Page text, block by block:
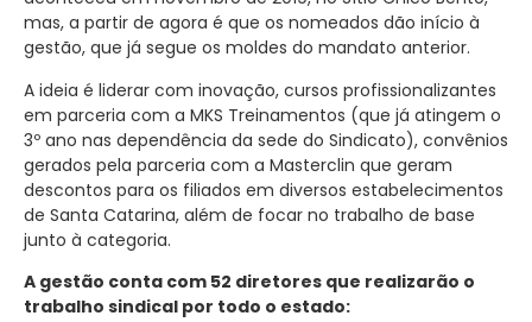
mas, a partir de agora é que os nomeados dão início à
gestão, que já segue os moldes do mandato anterior.
A ideia é liderar com inovação, cursos profissionalizantes
em parceria com a MKS Treinamentos (que já atingem o
3º ano nas dependência da sede do Sindicato), convênios
gerados pela parceria com a Masterclin que geram
descontos para os filiados em diversos estabelecimentos
de Santa Catarina, além de focar no trabalho de base
junto à categoria.
A gestão conta com 52 diretores que realizarão o
trabalho sindical por todo o estado: